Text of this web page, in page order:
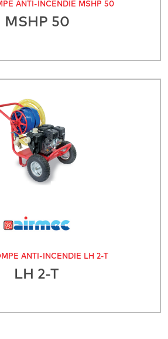
ANTI-INCENDIE MSHP 50
MSHP 50
MOTOPOMPE ANTI-INCENDIE LH 2-T
LH 2-T